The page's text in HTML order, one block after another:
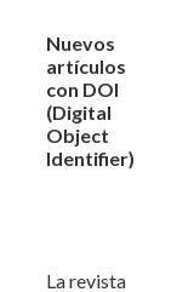
Nuevos
artículos
con DOI
(Digital
Object
Identifier)
La revista